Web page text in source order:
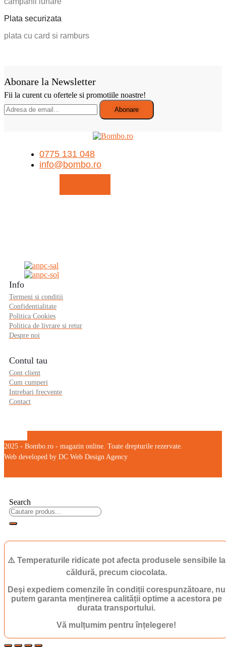
Plata securizata
plata cu card si ramburs
Abonare la Newsletter
Fii la curent cu ofertele si promotiile noastre!
0775 131 048
info@bombo.ro
Info
Termeni si conditii
Confidentialitate
Politica Cookies
Politica de livrare si retur
Despre noi
Contul tau
Cont client
Cum cumperi
Intrebari frecvente
Contact
2025 - Bombo.ro - magazin online. Toate drepturile rezervate.
Web developed by DC Web Design Agency
Search
⚠️ Temperaturile ridicate pot afecta produsele sensibile la
căldură, precum ciocolata.
Deși expediem comenzile în condiții corespunzătoare, nu
putem garanta menținerea calității optime a acestora pe
durata transportului.
Vă mulțumim pentru înțelegere!